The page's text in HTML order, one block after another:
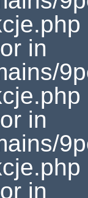
in
in
in